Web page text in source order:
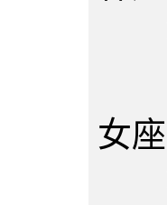
花
女座
花